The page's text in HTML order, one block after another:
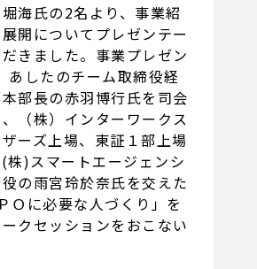
海氏の2名より、事業紹
開についてプレゼンテー
きました。事業プレゼン
あしたのチーム取締役経
部長の赤羽博行氏を司会
（株）インターワークス
ーズ上場、東証１部上場
株)スマートエージェンシ
の雨宮玲於奈氏を交えた
Ｏに必要な人づくり」を
クセッションをおこない